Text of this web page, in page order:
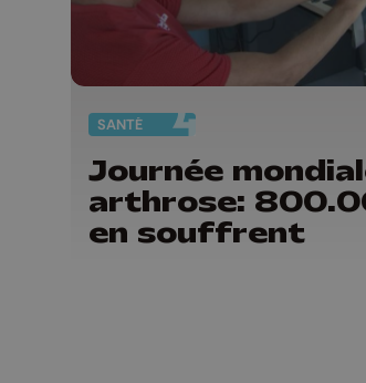
SANTÉ
Journée
arthrose:
en souffrent